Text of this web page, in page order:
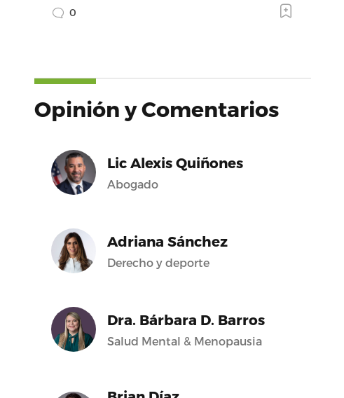
0
Opinión y Comentarios
Lic Alexis Quiñones
Abogado
Adriana Sánchez
Derecho y deporte
Dra. Bárbara D. Barros
Salud Mental & Menopausia